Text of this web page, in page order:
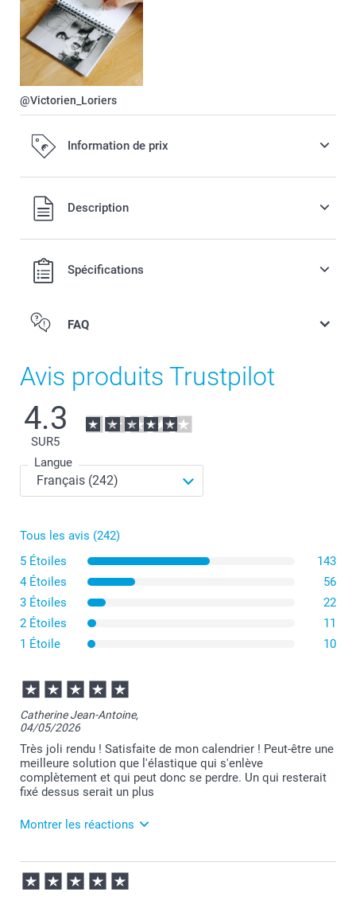
@Victorien_Loriers
Information de prix
Tous les prix sont en EURO (€), TVA incluse et hors frais de
port.
Description
Spécifications
FAQ
Avis produits Trustpilot
4.3
SUR5
Langue
Tous les avis (242)
5 Étoiles
143
4 Étoiles
56
3 Étoiles
22
2 Étoiles
11
1 Étoile
10
Catherine Jean-Antoine,
04/05/2026
Très joli rendu ! Satisfaite de mon calendrier ! Peut-être une
meilleure solution que l'élastique qui s'enlève
complètement et qui peut donc se perdre. Un qui resterait
fixé dessus serait un plus
Montrer les réactions
13/05/2026
08:14
Bonjour Catherine,